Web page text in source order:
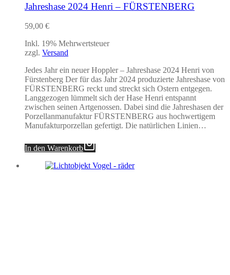
Jahreshase 2024 Henri – FÜRSTENBERG
59,00 €
Inkl. 19% Mehrwertsteuer
zzgl. Versand
Jedes Jahr ein neuer Hoppler – Jahreshase 2024 Henri von
Fürstenberg Der für das Jahr 2024 produzierte Jahreshase von
FÜRSTENBERG reckt und streckt sich Ostern entgegen.
Langgezogen lümmelt sich der Hase Henri entspannt
zwischen seinen Artgenossen. Dabei sind die Jahreshasen der
Porzellanmanufaktur FÜRSTENBERG aus hochwertigem
Manufakturporzellan gefertigt. Die natürlichen Linien…
In den Warenkorb